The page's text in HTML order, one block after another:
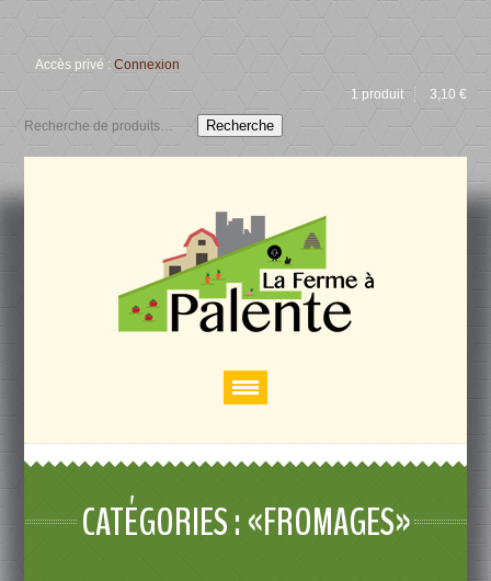
Accès privé :Connexion
1 produit
3,10 €
Recherche
CATÉGORIES : «FROMAGES»